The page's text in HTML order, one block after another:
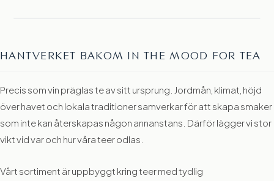
HANTVERKET BAKOM IN THE MOOD FOR TEA
Precis som vin präglas te av sitt ursprung. Jordmån, klimat, höjd
över havet och lokala traditioner samverkar för att skapa smaker
som inte kan återskapas någon annanstans. Därför lägger vi stor
vikt vid var och hur våra teer odlas.
Vårt sortiment är uppbyggt kring teer med tydlig